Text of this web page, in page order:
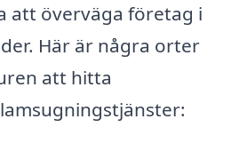
att överväga företag i
Här är några orter
att hitta